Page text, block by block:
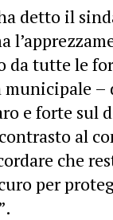
detto il
da tutte le
municipale –
e forte sul
al
che
per